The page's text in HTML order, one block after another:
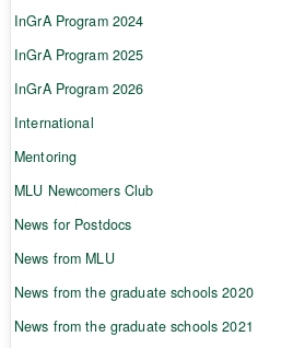
InGrA Program 2024
InGrA Program 2025
InGrA Program 2026
International
Mentoring
MLU Newcomers Club
News for Postdocs
News from MLU
News from the graduate schools 2020
News from the graduate schools 2021